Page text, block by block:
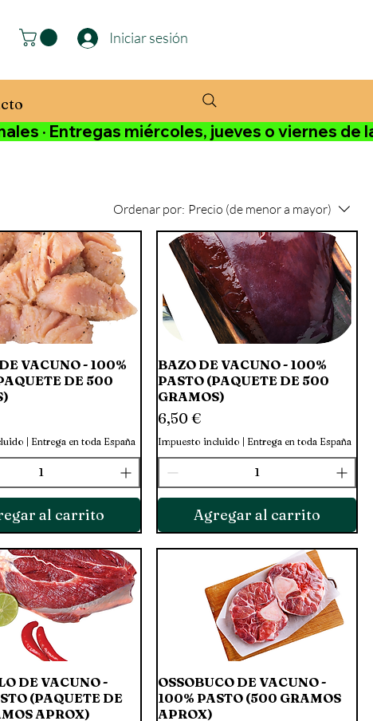
Iniciar sesión
· Entregas miércoles, jueves o viernes
Ordenar por: Precio (de menor a mayor)
Vista rápida
VACUNO - 100%
DE 500
| Entrega en toda España
al carrito
Vista rápida
BAZO DE VACUNO - 100%
PASTO (PAQUETE DE 500
GRAMOS)
Precio
6,50 €
Impuesto incluido | Entrega en toda España
Agregar al carrito
Vista rápida
DE VACUNO -
(PAQUETE DE
APROX)
Vista rápida
OSSOBUCO DE VACUNO -
100% PASTO (500 GRAMOS
APROX)